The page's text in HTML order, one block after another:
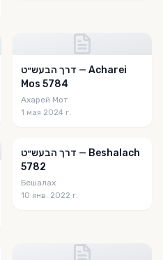
דרך הבעש״ט — Acharei
Mos 5784
Ахарей Мот
1 мая 2024 г.
דרך הבעש״ט — Beshalach
5782
Бешалах
10 янв. 2022 г.